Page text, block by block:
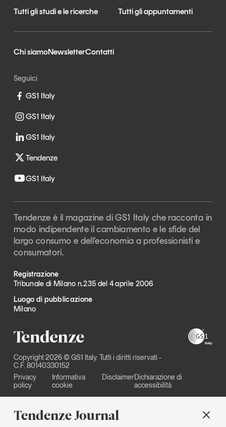
Tendenze Journal
Tutti gli studi e le ricerche Tutti gli appuntamenti
Chi siamoNewsletterContatti
Seguici
GS1 Italy
GS1 Italy
GS1 Italy
Tendenze
GS1 Italy
Tendenze è il magazine di GS1 Italy che racconta in
modo indipendente il cambiamento e le sfide del
largo consumo e dell’economia a professionisti e
consumatori.
Registrazione
Tribunale di Milano n.235 del 4 aprile 2006
Luogo di pubblicazione
Milano
Copyright 2026 © GS1 Italy. Tutti i diritti riservati -
C.F. 80140330152
Privacy
policy
Informativa
cookie
DisclaimerDichiarazione di
accessibilità